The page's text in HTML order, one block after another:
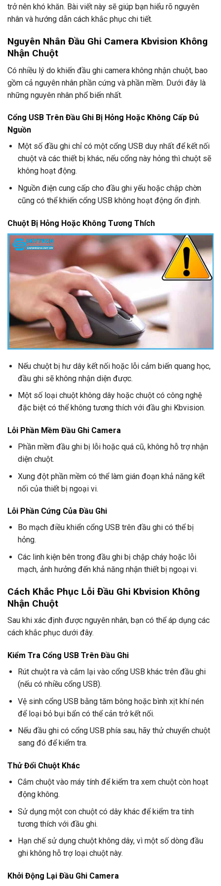
trở nên khó khăn. Bài viết này sẽ giúp bạn hiểu rõ nguyên
nhân và hướng dẫn cách khắc phục chi tiết.
Nguyên Nhân Đầu Ghi Camera Kbvision Không
Nhận Chuột
Có nhiều lý do khiến đầu ghi camera không nhận chuột, bao
gồm cả nguyên nhân phần cứng và phần mềm. Dưới đây là
những nguyên nhân phổ biến nhất.
Cổng USB Trên Đầu Ghi Bị Hỏng Hoặc Không Cấp Đủ
Nguồn
Một số đầu ghi chỉ có một cổng USB duy nhất để kết nối
chuột và các thiết bị khác, nếu cổng này hỏng thì chuột sẽ
không hoạt động.
Nguồn điện cung cấp cho đầu ghi yếu hoặc chập chờn
cũng có thể khiến cổng USB không hoạt động ổn định.
Chuột Bị Hỏng Hoặc Không Tương Thích
Nếu chuột bị hư dây kết nối hoặc lỗi cảm biến quang học,
đầu ghi sẽ không nhận diện được.
Một số loại chuột không dây hoặc chuột có công nghệ
đặc biệt có thể không tương thích với đầu ghi Kbvision.
Lỗi Phần Mềm Đầu Ghi Camera
Phần mềm đầu ghi bị lỗi hoặc quá cũ, không hỗ trợ nhận
diện chuột.
Xung đột phần mềm có thể làm gián đoạn khả năng kết
nối của thiết bị ngoại vi.
Lỗi Phần Cứng Của Đầu Ghi
Bo mạch điều khiển cổng USB trên đầu ghi có thể bị
hỏng.
Các linh kiện bên trong đầu ghi bị chập cháy hoặc lỗi
mạch, ảnh hưởng đến khả năng nhận thiết bị ngoại vi.
Cách Khắc Phục Lỗi Đầu Ghi Kbvision Không
Nhận Chuột
Sau khi xác định được nguyên nhân, bạn có thể áp dụng các
cách khắc phục dưới đây.
Kiểm Tra Cổng USB Trên Đầu Ghi
Rút chuột ra và cắm lại vào cổng USB khác trên đầu ghi
(nếu có nhiều cổng USB).
Vệ sinh cổng USB bằng tăm bông hoặc bình xịt khí nén
để loại bỏ bụi bẩn có thể cản trở kết nối.
Nếu đầu ghi có cổng USB phía sau, hãy thử chuyển chuột
sang đó để kiểm tra.
Thử Đổi Chuột Khác
Cắm chuột vào máy tính để kiểm tra xem chuột còn hoạt
động không.
Sử dụng một con chuột có dây khác để kiểm tra tính
tương thích với đầu ghi.
Hạn chế sử dụng chuột không dây, vì một số dòng đầu
ghi không hỗ trợ loại chuột này.
Khởi Động Lại Đầu Ghi Camera